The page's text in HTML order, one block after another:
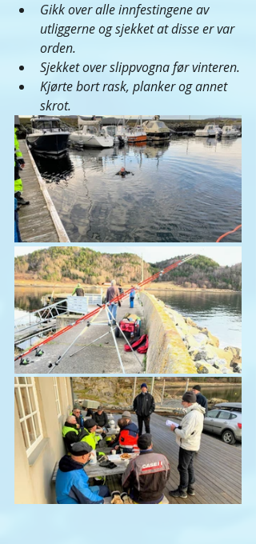
Gikk over alle innfestingene av
utliggerne og sjekket at disse er var
orden.
Sjekket over slippvogna før vinteren.
Kjørte bort rask, planker og annet
skrot.